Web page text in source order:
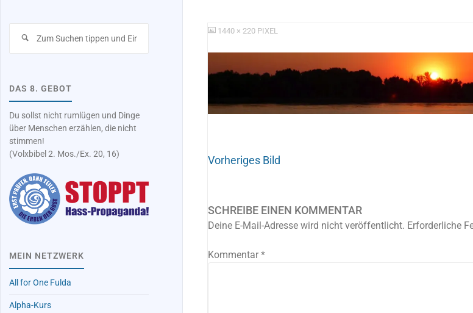
ORIGINALGRÖSSE
1440 × 220 PIXEL
Vorheriges Bild
SCHREIBE EINEN KOMMENTAR
Deine E-Mail-Adresse wird nicht veröffentlicht. Erforderliche
Kommentar *
DAS 8. GEBOT
Du sollst nicht rumlügen und Dinge
über Menschen erzählen, die nicht
stimmen!
(Volxbibel 2. Mos./Ex. 20, 16)
MEIN NETZWERK
All for One Fulda
Alpha-Kurs